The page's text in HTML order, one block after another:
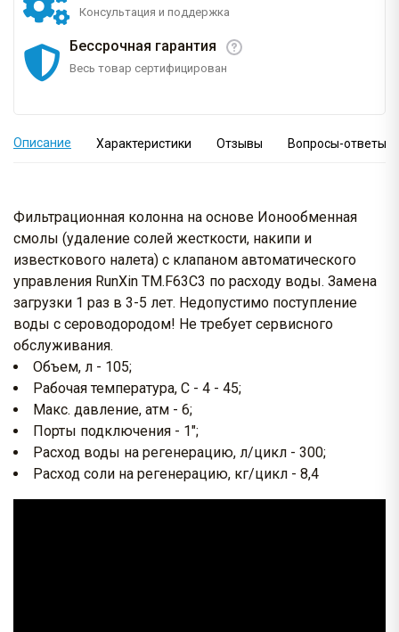
Консультация и поддержка
Бессрочная гарантия
Весь товар сертифицирован
Описание Характеристики Отзывы Вопросы-ответы
Фильтрационная колонна на основе Ионообменная
смолы (удаление солей жесткости, накипи и
известкового налета) с клапаном автоматического
управления RunXin TM.F63С3 по расходу воды. Замена
загрузки 1 раз в 3-5 лет. Недопустимо поступление
воды с сероводородом! Не требует сервисного
обслуживания.
Объем, л - 105;
Рабочая температура, С - 4 - 45;
Макс. давление, атм - 6;
Порты подключения - 1";
Расход воды на регенерацию, л/цикл - 300;
Расход соли на регенерацию, кг/цикл - 8,4